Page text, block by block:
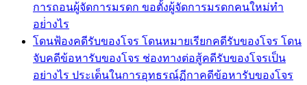
การถอนผู้จัดการมรดก ขอตั้งผู้จัดการมรดกคนใหม่ทำ
อย่่างไร
โดนฟ้องคดีรับของโจร โดนหมายเรียกคดีรับของโจร โดน
จับคดีข้อหารับของโจร ช่องทางต่อสู้คดีรับของโจรเป็น
อย่างไร ประเด็นในการอุทธรณ์ฏีกาคดีข้อหารับของโจร